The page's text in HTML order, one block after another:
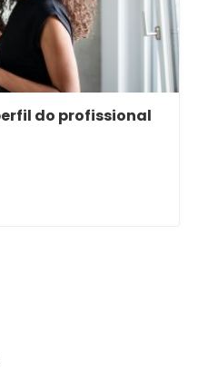
do profissional